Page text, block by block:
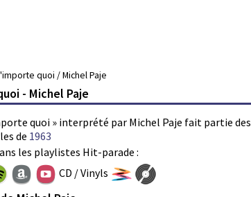
quoi / Michel Paje
- Michel Paje
quoi » interprété par Michel Paje fait partie des
de 1963
les playlistes Hit-parade :
CD / Vinyls